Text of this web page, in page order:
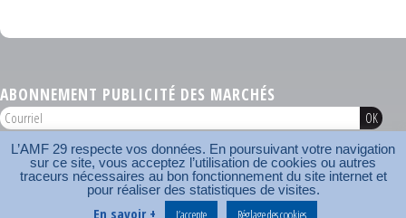
ABONNEMENT PUBLICITÉ DES MARCHÉS
AMF 29 © 2026
Plan du site Nos coordonnées Mentions légales
Contact
Carrefour des communes
AMF
L’AMF 29 respecte vos données. En poursuivant votre navigation
sur ce site, vous acceptez l’utilisation de cookies ou autres
traceurs nécessaires au bon fonctionnement du site internet et
pour réaliser des statistiques de visites.
En savoir + J’accepte Réglage des cookies